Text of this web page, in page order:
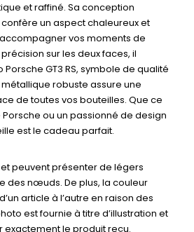
et raffiné. Sa conception
un aspect chaleureux et
vos moments de
sur les deux faces, il
Porsche GT3 RS, symbole de qualité
robuste assure une
de toutes vos bouteilles. Que ce
ou un passionné de design
est le cadeau parfait.
peuvent présenter de légers
des nœuds. De plus, la couleur
article à l’autre en raison des
est fournie à titre d’illustration et
le produit reçu.